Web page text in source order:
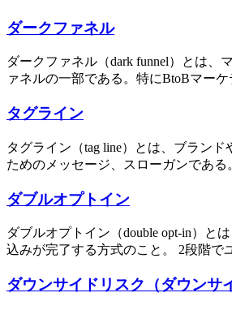
ダークファネル
ダークファネル（dark funnel）とは
ァネルの一部である。特にBtoBマー
タグライン
タグライン（tag line）とは、ブラン
ためのメッセージ、スローガンであ
ダブルオプトイン
ダブルオプトイン（double opt-in）と
込みが完了する方式のこと。 2段階
ダウンサイドリスク（ダウンサ